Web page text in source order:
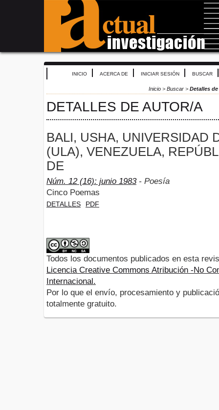
INICIO ACERCA DE INICIAR SESIÓN BUSCAR
Inicio > Buscar > Detalles
DETALLES DE AUTOR/A
BALI, USHA, UNIVERSIDAD
(ULA), VENEZUELA,
DE
Núm. 12 (16): junio 1983- Poesía
Cinco Poemas
DETALLES PDF
Todos los documentos publicados en esta
Licencia Creative Commons Atribución -No
Internacional.
Por lo que el envío, procesamiento y
totalmente gratuito.